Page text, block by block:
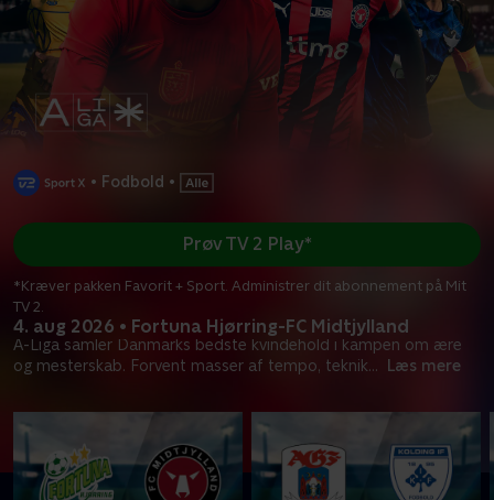
• Fodbold •
4. aug 2026 • Fortuna Hjørring-FC Midtjylland
A-Liga samler Danmarks bedste kvindehold i kampen om ære
og mesterskab. Forvent masser af tempo, teknik... Læs mere
Prøv TV 2 Play*
*Kræver pakken Favorit + Sport. Administrer dit abonnement på Mit
TV 2.